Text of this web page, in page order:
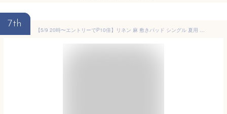
7th
【5/9 20時〜エントリーでP10倍】リネン 麻 敷きパッド シングル 夏用 洗える麻敷きパット 麻100％生地＆中綿麻100％（ラミー） ひんやり 麻シーツ 日本製 敷パット